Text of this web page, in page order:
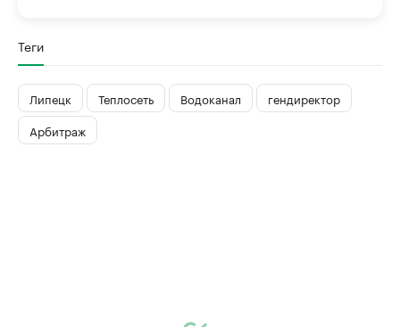
Теги
Липецк Теплосеть Водоканал
гендиректор
Арбитраж